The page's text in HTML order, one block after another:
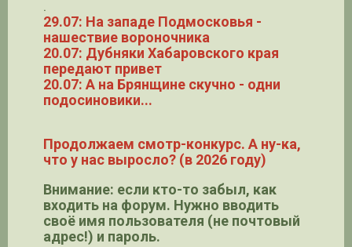
.
29.07: На западе Подмосковья -
нашествие вороночника
20.07: Дубняки Хабаровского края
передают привет
20.07: А на Брянщине скучно - одни
подосиновики...
Продолжаем смотр-конкурс. А ну-ка,
что у нас выросло? (в 2026 году)
Внимание: если кто-то забыл, как
входить на форум. Нужно вводить
своё имя пользователя (не почтовый
адрес!) и пароль.